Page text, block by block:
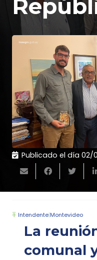
Publicado el día 02/
Intendente|Montevideo
La
comunal